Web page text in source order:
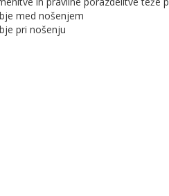
med nošenjem
pri nošenju